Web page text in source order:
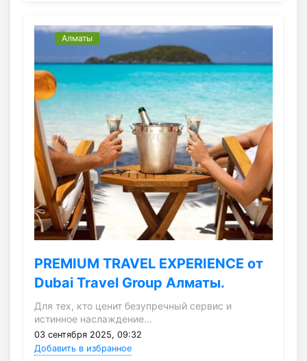
Алматы
PREMIUM TRAVEL EXPERIENCE от
Dubai Travel Group Алматы.
Для тех, кто ценит безупречный сервис и
истинное наслаждение…
03 сентября 2025, 09:32
Добавить в избранное